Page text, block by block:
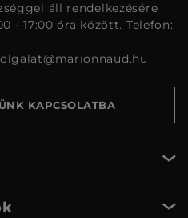
áll rendelkezésére
- 17:00 óra között. Telefon:
KAPCSOLATBA